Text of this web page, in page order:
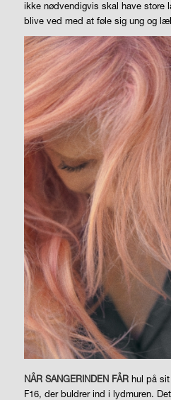
ikke nødvendigvis skal have store
blive ved med at føle sig ung og
NÅR SANGERINDEN FÅRhul på sit
F16, der buldrer ind i lydmuren.